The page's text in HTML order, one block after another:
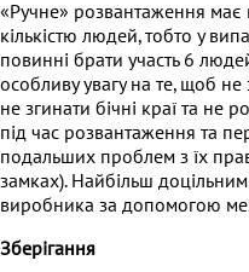
«Ручне» розвантаження має
кількістю людей, тобто у
повинні брати участь 6
особливу увагу на те, щоб
не згинати бічні краї та не
під час розвантаження та
подальших проблем з їх
замках). Найбільш
виробника за допомогою
Зберігання